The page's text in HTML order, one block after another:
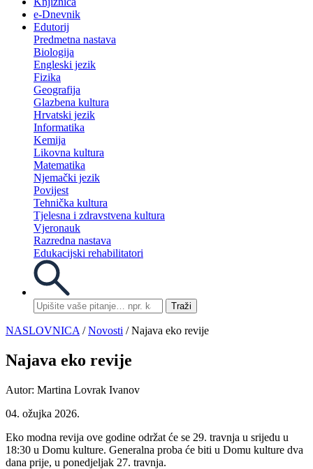
e-Dnevnik
Edutorij
Predmetna nastava
Biologija
Engleski jezik
Fizika
Geografija
Glazbena kultura
Hrvatski jezik
Informatika
Kemija
Likovna kultura
Matematika
Njemački jezik
Povijest
Tehnička kultura
Tjelesna i zdravstvena kultura
Vjeronauk
Razredna nastava
Edukacijski rehabilitatori
Traži
NASLOVNICA /Novosti / Najava eko revije
Najava eko revije
Autor: Martina Lovrak Ivanov
04. ožujka 2026.
Eko modna revija ove godine održat će se 29. travnja u srijedu u
18:30 u Domu kulture. Generalna proba će biti u Domu kulture dva
dana prije, u ponedjeljak 27. travnja.